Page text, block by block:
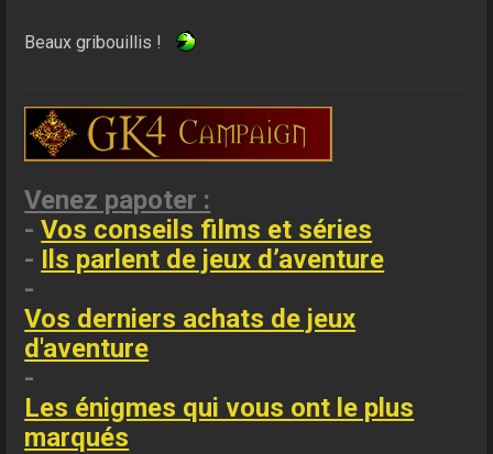
Beaux gribouillis !
Venez papoter :
-Vos conseils films et séries
- Ils parlent de jeux d’aventure
-
Vos derniers achats de jeux
d'aventure
-
Les énigmes qui vous ont le plus
marqués